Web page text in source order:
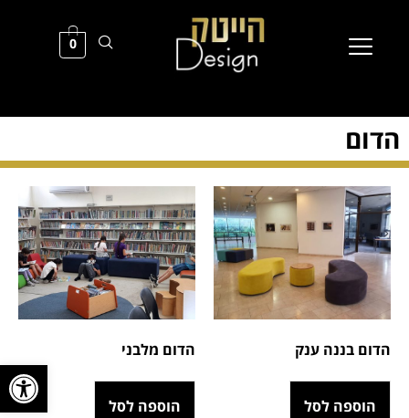
פתח
0
הדום
הדום בננה ענק
הוספה לסל
הדום מלבני
הוספה לסל